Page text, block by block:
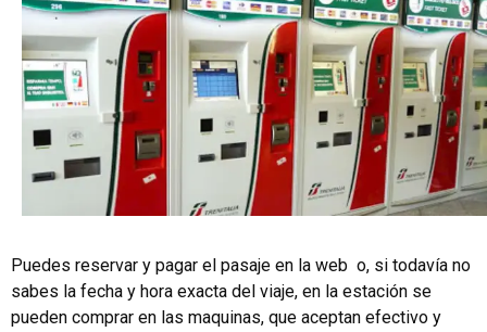
Puedes reservar y pagar el pasaje en la web o, si todavía no
sabes la fecha y hora exacta del viaje, en la estación se
pueden comprar en las maquinas, que aceptan efectivo y